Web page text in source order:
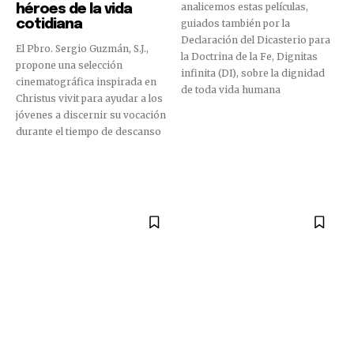
héroes de la vida
cotidiana
El Pbro. Sergio Guzmán, S.J.,
propone una selección
cinematográfica inspirada en
Christus vivit para ayudar a los
jóvenes a discernir su vocación
durante el tiempo de descanso
analicemos estas películas,
guiados también por la
Declaración del Dicasterio para
la Doctrina de la Fe, Dignitas
infinita (DI), sobre la dignidad
de toda vida humana